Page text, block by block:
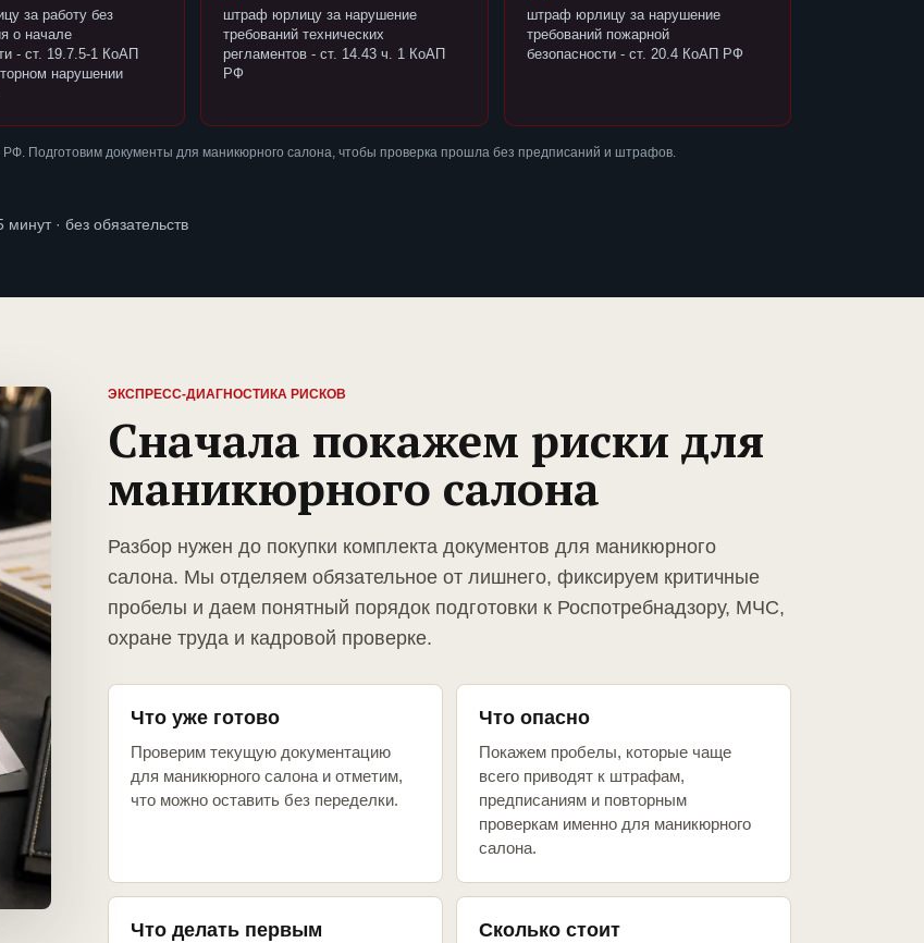
за работу без
о начале
- ст. 19.7.5-1 КоАП
нарушении
штраф юрлицу за нарушение
требований технических
регламентов - ст. 14.43 ч. 1 КоАП
РФ
штраф юрлицу за нарушение
требований пожарной
безопасности - ст. 20.4 КоАП РФ
Подготовим документы для маникюрного салона, чтобы проверка прошла без предписаний и штрафов.
минут · без обязательств
ЭКСПРЕСС-ДИАГНОСТИКА РИСКОВ
Сначала покажем риски для
маникюрного салона
Разбор нужен до покупки комплекта документов для маникюрного
салона. Мы отделяем обязательное от лишнего, фиксируем критичные
пробелы и даем понятный порядок подготовки к Роспотребнадзору, МЧС,
охране труда и кадровой проверке.
Что уже готово
Проверим текущую документацию
для маникюрного салона и отметим,
что можно оставить без переделки.
Что опасно
Покажем пробелы, которые чаще
всего приводят к штрафам,
предписаниям и повторным
проверкам именно для маникюрного
салона.
Что делать первым Сколько стоит